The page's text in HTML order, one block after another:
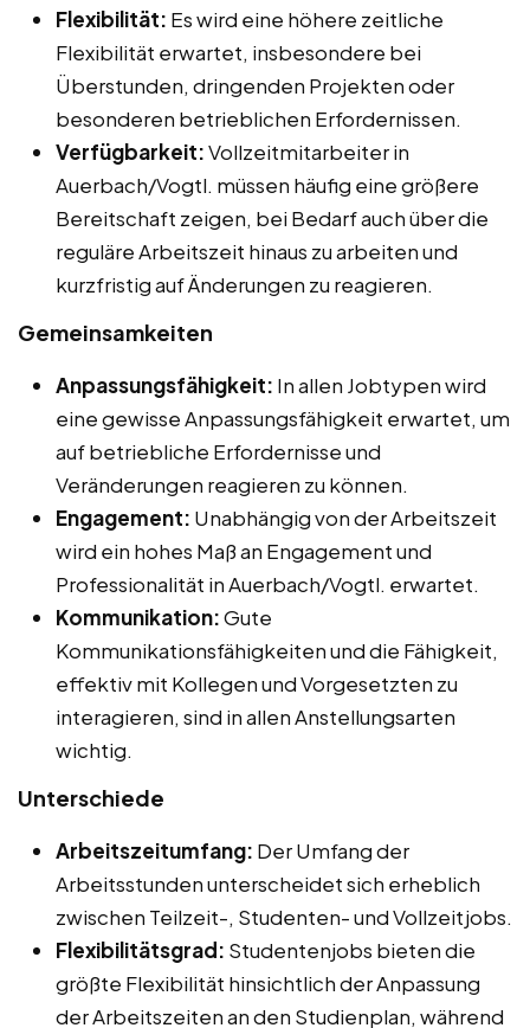
Flexibilität: Es wird eine höhere zeitliche
Flexibilität erwartet, insbesondere bei
Überstunden, dringenden Projekten oder
besonderen betrieblichen Erfordernissen.
Verfügbarkeit:Vollzeitmitarbeiter in
Auerbach/Vogtl. müssen häufig eine größere
Bereitschaft zeigen, bei Bedarf auch über die
reguläre Arbeitszeit hinaus zu arbeiten und
kurzfristig auf Änderungen zu reagieren.
Gemeinsamkeiten
Anpassungsfähigkeit: In allen Jobtypen wird
eine gewisse Anpassungsfähigkeit erwartet, um
auf betriebliche Erfordernisse und
Veränderungen reagieren zu können.
Engagement: Unabhängig von der Arbeitszeit
wird ein hohes Maß an Engagement und
Professionalität in Auerbach/Vogtl. erwartet.
Kommunikation:Gute
Kommunikationsfähigkeiten und die Fähigkeit,
effektiv mit Kollegen und Vorgesetzten zu
interagieren, sind in allen Anstellungsarten
wichtig.
Unterschiede
Arbeitszeitumfang: Der Umfang der
Arbeitsstunden unterscheidet sich erheblich
zwischen Teilzeit-, Studenten- und Vollzeitjobs.
Flexibilitätsgrad: Studentenjobs bieten die
größte Flexibilität hinsichtlich der Anpassung
der Arbeitszeiten an den Studienplan, während